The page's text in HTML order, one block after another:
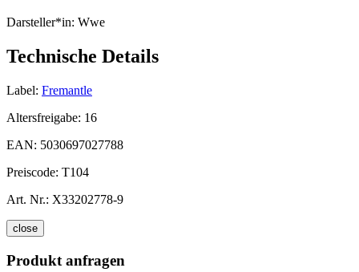
Darsteller*in: Wwe
Technische Details
Label: Fremantle
Altersfreigabe: 16
EAN: 5030697027788
Preiscode: T104
Art. Nr.: X33202778-9
close
Produkt anfragen